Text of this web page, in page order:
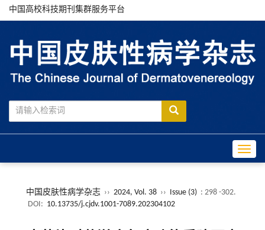
中国高校科技期刊集群服务平台
中国皮肤性病学杂志 ›› 2024, Vol. 38 ›› Issue (3) : 298 -302.
DOI: 10.13735/j.cjdv.1001-7089.202304102